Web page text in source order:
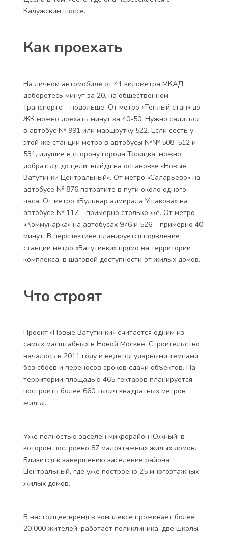
Калужским шоссе.
Как проехать
На личном автомобиле от 41 километра МКАД
доберетесь минут за 20, на общественном
транспорте – подольше. От метро «Теплый стан» до
ЖК можно доехать минут за 40-50. Нужно садиться
в автобус № 991 или маршрутку 522. Если сесть у
этой же станции метро в автобусы №№ 508, 512 и
531, идущие в сторону города Троицка, можно
добраться до цели, выйдя на остановке «Новые
Ватутинки Центральный». От метро «Саларьево» на
автобусе № 876 потратите в пути около одного
часа. От метро «Бульвар адмирала Ушакова» на
автобусе № 117 – примерно столько же. От метро
«Коммунарка» на автобусах 976 и 526 – примерно 40
минут. В перспективе планируется появление
станции метро «Ватутинки» прямо на территории
комплекса, в шаговой доступности от жилых домов.
Что строят
Проект «Новые Ватутинки» считается одним из
самых масштабных в Новой Москве. Строительство
началось в 2011 году и ведется ударными темпами
без сбоев и переносов сроков сдачи объектов. На
территории площадью 465 гектаров планируется
построить более 660 тысяч квадратных метров
жилья.
Уже полностью заселен микрорайон Южный, в
котором построено 87 малоэтажных жилых домов.
Близится к завершению заселение района
Центральный, где уже построено 25 многоэтажных
жилых домов.
В настоящее время в комплексе проживает более
20 000 жителей, работает поликлиника, две школы,